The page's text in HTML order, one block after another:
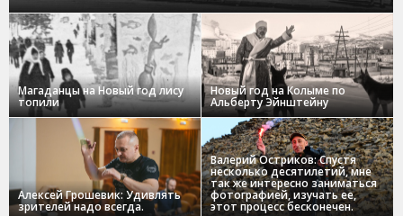
Магаданцы на Новый год лису
топили
Новый год на Колыме по
Альберту Эйнштейну
Алексей Грошевик: Удивлять
зрителей надо всегда.
Валерий Остриков: Спустя
несколько десятилетий, мне
так же интересно заниматься
фотографией, изучать ее,
этот процесс бесконечен.